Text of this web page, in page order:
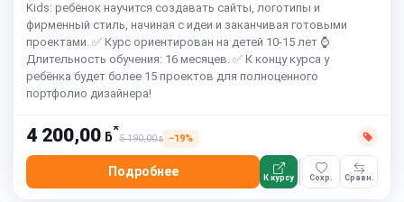
Kids: ребёнок научится создавать сайты, логотипы и
фирменный стиль, начиная с идеи и заканчивая готовыми
проектами. ✅ Курс ориентирован на детей 10-15 лет ⌚
Длительность обучения: 16 месяцев. ✅ К концу курса у
ребёнка будет более 15 проектов для полноценного
портфолио дизайнера!
4 200,00 ƃ*
5 190,00ƃ −19%
Подробнее К курсу Сохр. Сравн.